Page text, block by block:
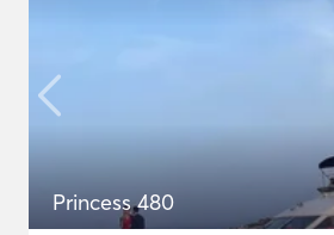
Princess 480